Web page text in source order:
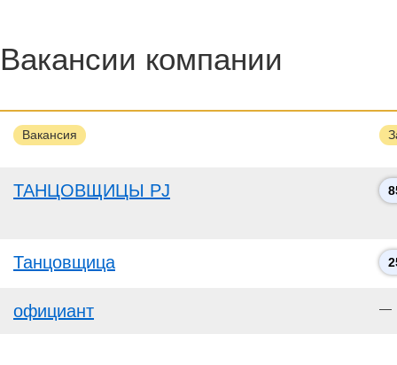
Вакансии компании
Вакансия
ТАНЦОВЩИЦЫ PJ
Танцовщица
официант —